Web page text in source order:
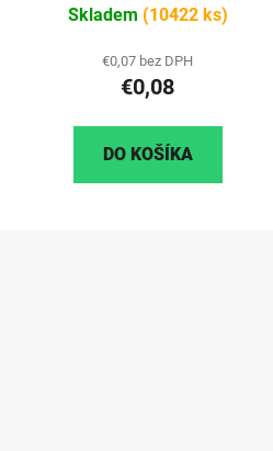
(priehľadné)
Skladem (10422 ks)
€0,07 bez DPH
€0,08
DO KOŠÍKA